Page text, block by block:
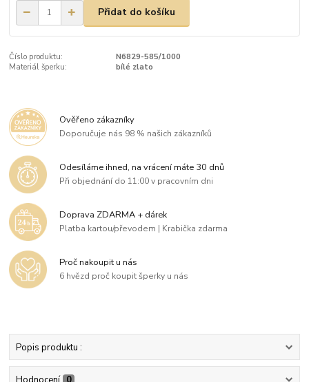
Přidat do košíku
Číslo produktu:
N6829-585/1000
Materiál šperku:
bílé zlato
Ověřeno zákazníky
Doporučuje nás 98 % našich zákazníků
Odesíláme ihned, na vrácení máte 30 dnů
Při objednání do 11:00 v pracovním dni
Doprava ZDARMA + dárek
Platba kartou/převodem | Krabička zdarma
Proč nakoupit u nás
6 hvězd proč koupit šperky u nás
Popis produktu :